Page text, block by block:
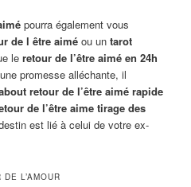
pourra également vous
de l être aimé ou untarot
leretour de l’être aimé en 24h
promesse alléchante, il
retour de l’être aimé rapide
de l’être aime tirage des
est lié à celui de votre ex-
L’AMOUR